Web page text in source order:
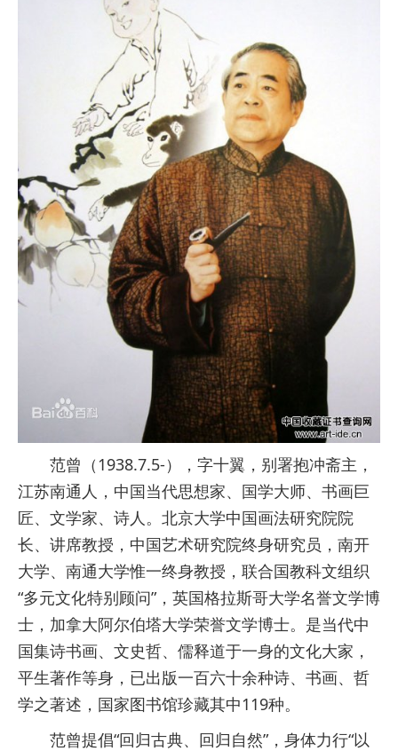
范曾（1938.7.5-），字十翼，别署抱冲斋主，
江苏南通人，中国当代思想家、国学大师、书画巨
匠、文学家、诗人。北京大学中国画法研究院院
长、讲席教授，中国艺术研究院终身研究员，南开
大学、南通大学惟一终身教授，联合国教科文组织
“多元文化特别顾问”，英国格拉斯哥大学名誉文学博
士，加拿大阿尔伯塔大学荣誉文学博士。是当代中
国集诗书画、文史哲、儒释道于一身的文化大家，
平生著作等身，已出版一百六十余种诗、书画、哲
学之著述，国家图书馆珍藏其中119种。
范曾提倡“回归古典、回归自然”，身体力行“以